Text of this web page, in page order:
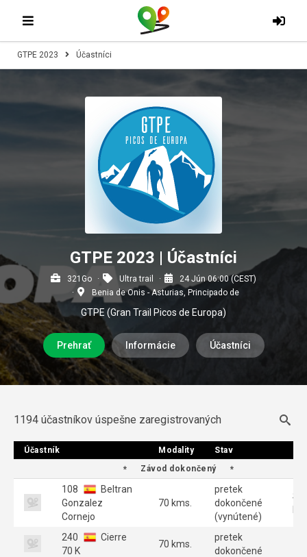
GTPE 2023 Účastníci
GTPE 2023 | Účastníci
321Go Ultra trail
24 Jún 06:00 (CEST)
Benia de Onis - Asturias, Principado de
GTPE (Gran Trail Picos de Europa)
Prehrať Informácie Účastníci
1194 účastníkov úspešne zaregistrovaných
Účastník Modality Stav
Závod dokončený
108
Beltran
Gonzalez
Cornejo
70 kms.
pretek
dokončené
(vynútené)
240
Cierre
70 K
70 kms.
pretek
dokončené
Účastník Modality Stav